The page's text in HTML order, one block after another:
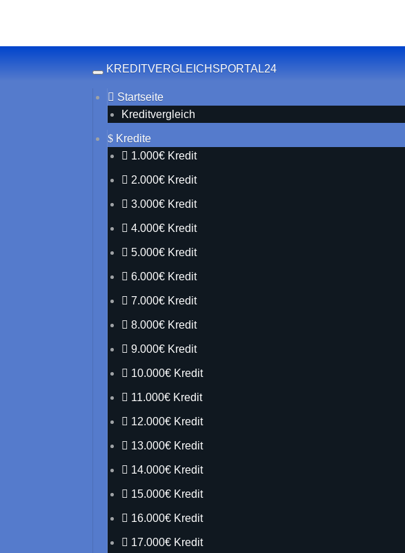
Toggle navigation
KREDITVERGLEICHSPORTAL24
Startseite
Kreditvergleich
Kredite
1.000€ Kredit
2.000€ Kredit
3.000€ Kredit
4.000€ Kredit
5.000€ Kredit
6.000€ Kredit
7.000€ Kredit
8.000€ Kredit
9.000€ Kredit
10.000€ Kredit
11.000€ Kredit
12.000€ Kredit
13.000€ Kredit
14.000€ Kredit
15.000€ Kredit
16.000€ Kredit
17.000€ Kredit